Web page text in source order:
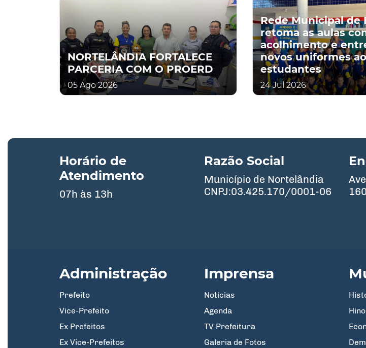
NORTELÂNDIA FORTALECE
PARCERIA COM O PROERD
05 Ago 2026
Rede Municipal de
retoma as aulas
acolhimento e
novos uniformes
estudantes
24 Jul 2026
Horário de
Atendimento
07h às 13h
Razão Social
Município de Nortelândia
CNPJ:03.425.170/0001-06
Administração
Prefeito
Vice-Prefeito
Ex Prefeitos
Ex Vice-Prefeitos
Imprensa
Notícias
Agenda
TV Prefeitura
Galeria de Fotos